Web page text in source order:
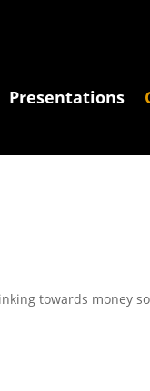
Presentations
towards money